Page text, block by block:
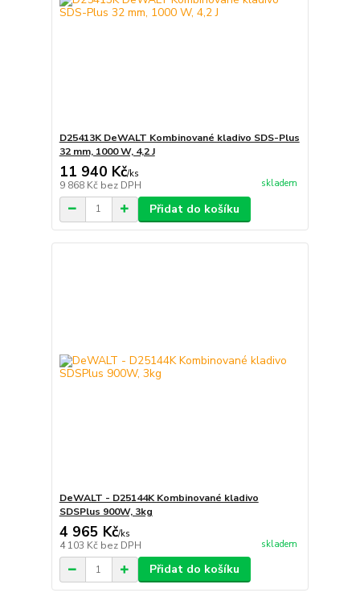
D25413K DeWALT Kombinované kladivo SDS-Plus
32 mm, 1000 W, 4,2 J
11 940 Kč/ks
9 868 Kč bez DPH skladem
Přidat do košíku
DeWALT - D25144K Kombinované kladivo
SDSPlus 900W, 3kg
4 965 Kč/ks
4 103 Kč bez DPH skladem
Přidat do košíku